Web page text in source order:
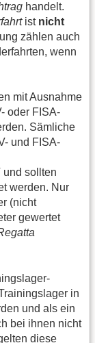
handelt.
ist nicht
zählen auch
wenn
mit Ausnahme
oder FISA-
Sämliche
und FISA-
und sollten
werden. Nur
(nicht
gewertet
in
und als ein
bei ihnen nicht
diese